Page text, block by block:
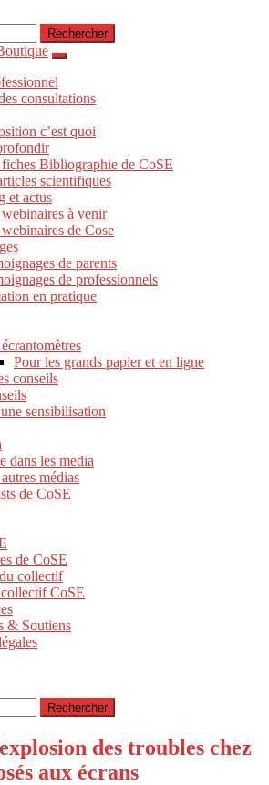
consultations
c’est quoi
Bibliographie de CoSE
scientifiques
et actus
à venir
de Cose
de parents
de professionnels
en pratique
Pour les grands papier et en ligne
conseils
sensibilisation
dans les media
médias
de CoSE
de CoSE
collectif
CoSE
& Soutiens
des troubles chez
aux écrans